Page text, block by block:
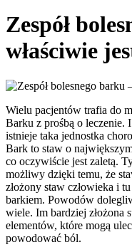
Zespół
właściwie
Wielu pacjentów trafia do
Barku z prośbą o leczenie.
istnieje taka jednostka
Bark to staw o
co oczywiście jest zaletą.
możliwy dzięki temu, że
złożony staw człowieka i
barkiem. Powodów
wiele. Im bardziej złożona
elementów, które mogą
powodować ból.